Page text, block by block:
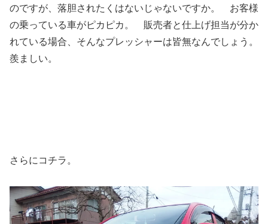
のですが、落胆されたくはないじゃないですか。 お客様
の乗っている車がピカピカ。 販売者と仕上げ担当が分か
れている場合、そんなプレッシャーは皆無なんでしょう。
羨ましい。
さらにコチラ。